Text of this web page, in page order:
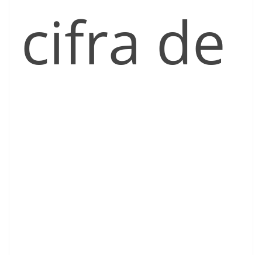
cifra de